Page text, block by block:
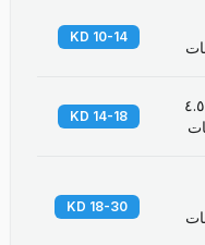
10-14 KD
٣.٥-٤.٥
14-18 KD
18-30 KD